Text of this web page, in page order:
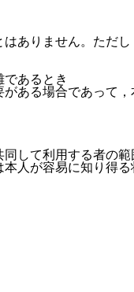
ありません。ただ
あるとき
ある場合であって
して利用する者の範
人が容易に知り得